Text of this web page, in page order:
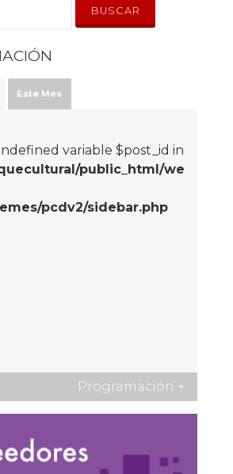
. '
Este Mes
variable $post_id in
public_html/we
pcdv2/sidebar.php
Programación +